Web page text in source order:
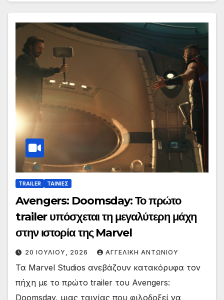
TRAILER ΤΑΙΝΙΕΣ
Avengers: Doomsday: Το πρώτο
trailer υπόσχεται τη μεγαλύτερη μάχη
στην ιστορία της Marvel
20 ΙΟΥΛΊΟΥ, 2026 ΑΓΓΕΛΙΚΉ ΑΝΤΩΝΊΟΥ
Τα Marvel Studios ανεβάζουν κατακόρυφα τον
πήχη με το πρώτο trailer του Avengers:
Doomsday, μιας ταινίας που φιλοδοξεί να